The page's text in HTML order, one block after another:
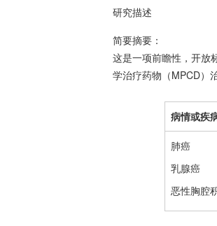
研究描述
简要摘要：
这是一项前瞻性，开放
学治疗药物（MPCD）
病情或疾
肺癌
乳腺癌
恶性胸腔